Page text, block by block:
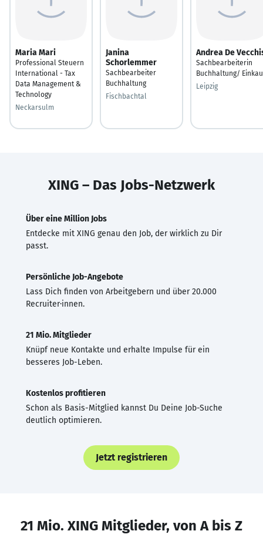
Maria Mari
Professional Steuern
International - Tax
Data Management &
Technology
Neckarsulm
Janina
Schorlemmer
Sachbearbeiter
Buchhaltung
Fischbachtal
Andrea De
Sachbearbeiterin
Buchhaltung/
Leipzig
XING – Das Jobs-Netzwerk
Über eine Million Jobs
Entdecke mit XING genau den Job, der wirklich zu Dir
passt.
Persönliche Job-Angebote
Lass Dich finden von Arbeitgebern und über 20.000
Recruiter·innen.
21 Mio. Mitglieder
Knüpf neue Kontakte und erhalte Impulse für ein
besseres Job-Leben.
Kostenlos profitieren
Schon als Basis-Mitglied kannst Du Deine Job-Suche
deutlich optimieren.
Jetzt registrieren
21 Mio. XING Mitglieder, von A bis Z